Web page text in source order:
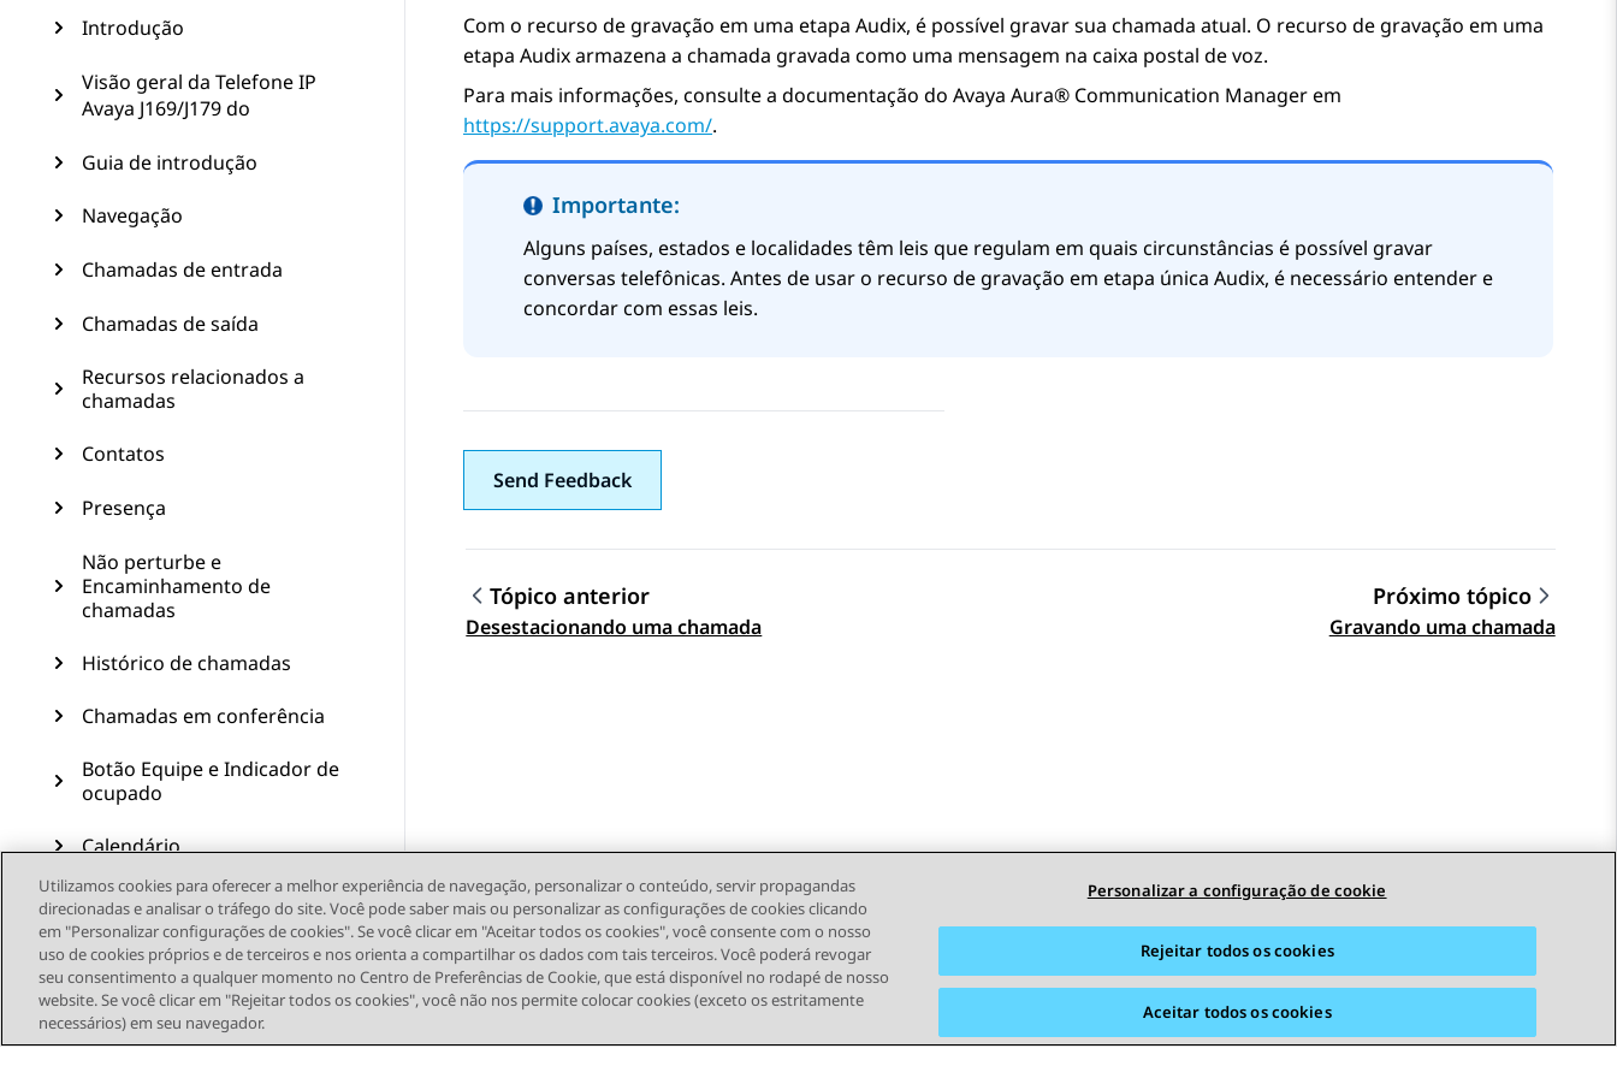
Introdução
Visão geral da Telefone IP
Avaya J169/J179 do
Guia de introdução
Navegação
Chamadas de entrada
Chamadas de saída
Recursos relacionados a
chamadas
Contatos
Presença
Não perturbe e
Encaminhamento de
chamadas
Histórico de chamadas
Chamadas em conferência
Botão Equipe e Indicador de
ocupado
Calendário
Recursos avançados
Personalização
Atualização do telefone
Com o recurso de gravação em uma etapa Audix, é possível gravar sua chamada atual. O recurso de gravação em uma
etapa Audix armazena a chamada gravada como uma mensagem na caixa postal de voz.
Para mais informações, consulte a documentação do Avaya Aura® Communication Managerem
https://support.avaya.com/.
Importante:
Alguns países, estados e localidades têm leis que regulam em quais circunstâncias é possível gravar
conversas telefônicas. Antes de usar o recurso de gravação em etapa única Audix, é necessário entender e
concordar com essas leis.
Send Feedback
Topic navigation
Tópico anterior
Desestacionando uma chamada
Próximo tópico
Gravando uma chamada
Utilizamos cookies para oferecer a melhor experiência de navegação, personalizar o conteúdo, servir propagandas
direcionadas e analisar o tráfego do site. Você pode saber mais ou personalizar as configurações de cookies clicando
em "Personalizar configurações de cookies". Se você clicar em "Aceitar todos os cookies", você consente com o nosso
uso de cookies próprios e de terceiros e nos orienta a compartilhar os dados com tais terceiros. Você poderá revogar
seu consentimento a qualquer momento no Centro de Preferências de Cookie, que está disponível no rodapé de nosso
website. Se você clicar em "Rejeitar todos os cookies", você não nos permite colocar cookies (exceto os estritamente
necessários) em seu navegador.
Personalizar a configuração de cookie
Rejeitar todos os cookies
Aceitar todos os cookies